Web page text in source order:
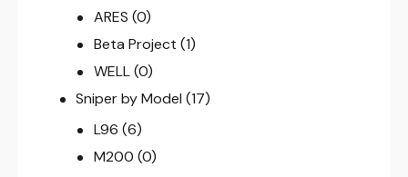
ARES (0)
Beta Project (1)
WELL (0)
Sniper by Model (17)
L96 (6)
M200 (0)